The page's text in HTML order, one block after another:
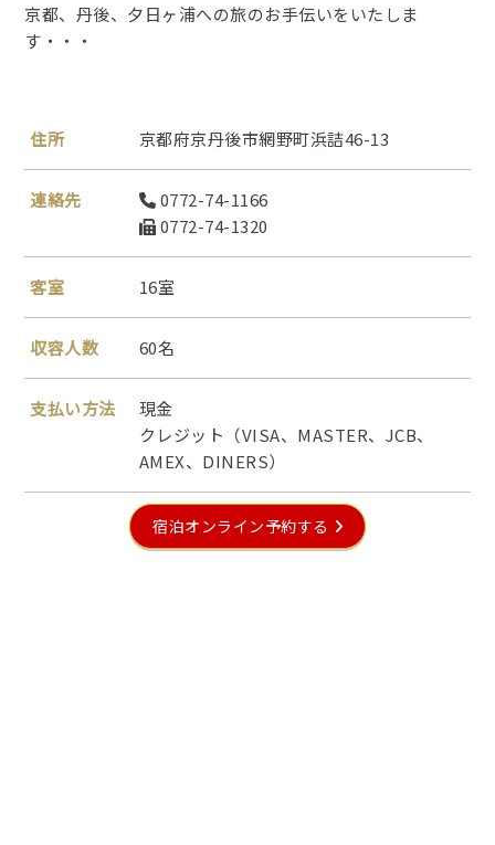
京都、丹後、夕日ヶ浦への旅のお手伝いをいたしま
す・・・
住所 京都府京丹後市網野町浜詰46-13
連絡先
0772-74-1166
0772-74-1320
客室 16室
収容人数 60名
支払い方法
現金
クレジット（VISA、MASTER、JCB、
AMEX、DINERS）
宿泊オンライン予約する